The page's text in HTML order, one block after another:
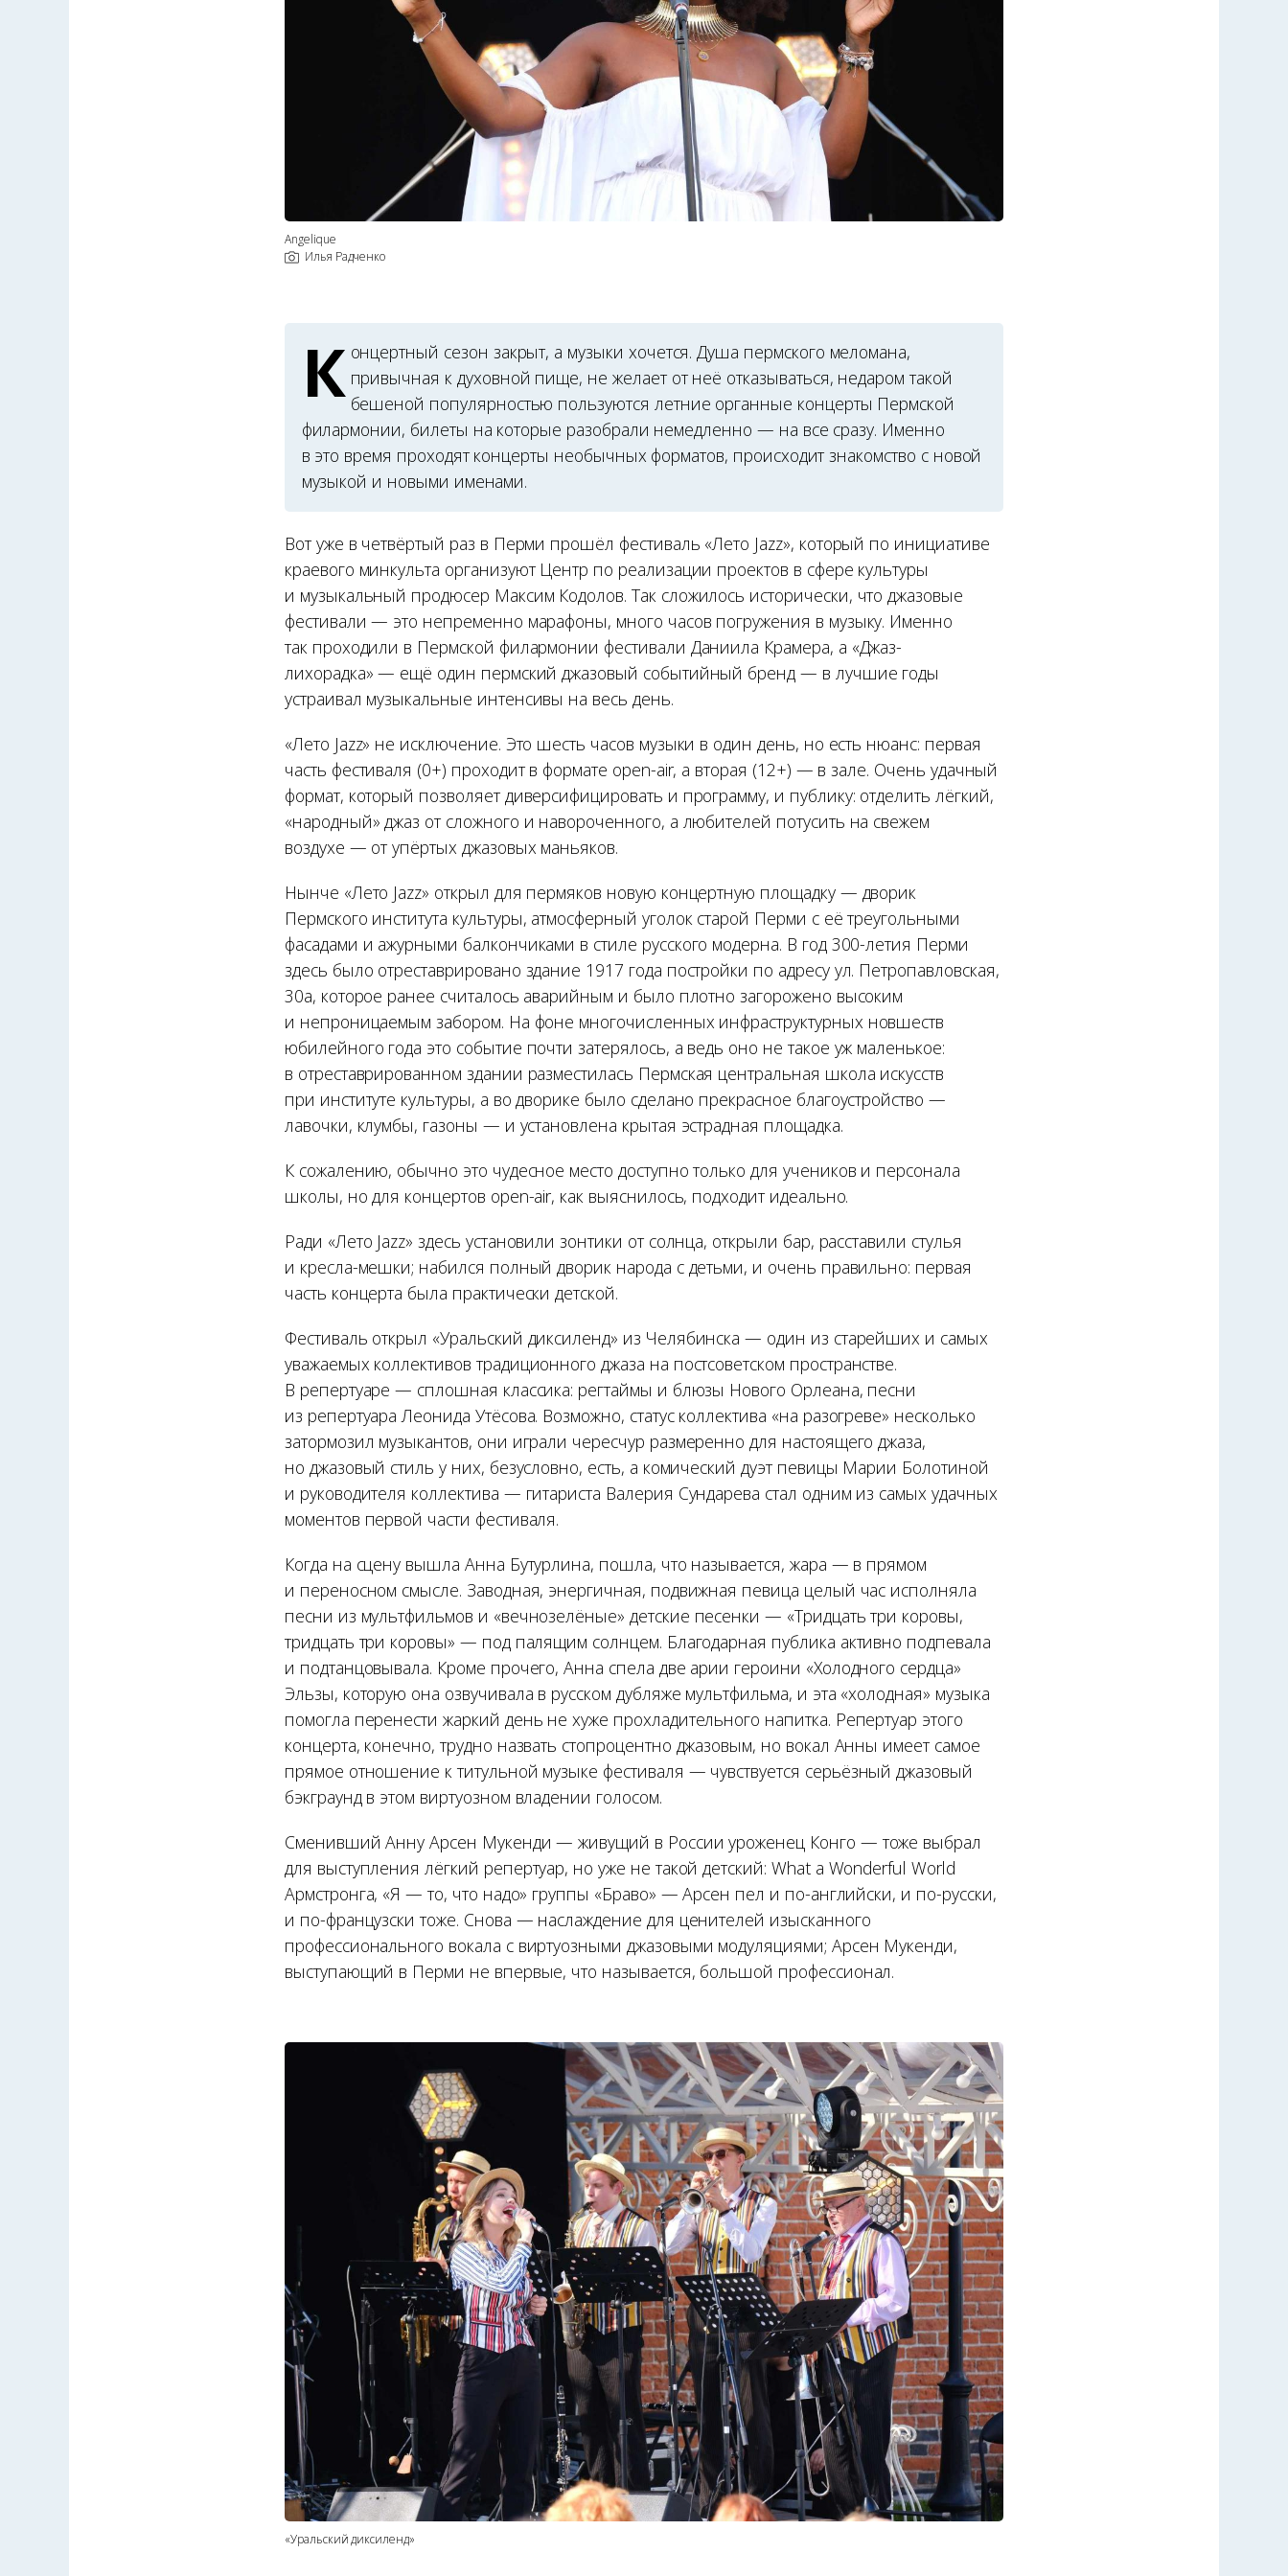
Angelique
Илья Радченко
К онцертный сезон закрыт, а музыки хочется. Душа пермского меломана,
привычная к духовной пище, не желает от неё отказываться, недаром такой
бешеной популярностью пользуются летние органные концерты Пермской
филармонии, билеты на которые разобрали немедленно — на все сразу. Именно
в это время проходят концерты необычных форматов, происходит знакомство с новой
музыкой и новыми именами.
Вот уже в четвёртый раз в Перми прошёл фестиваль «Лето Jazz», который по инициативе
краевого минкульта организуют Центр по реализации проектов в сфере культуры
и музыкальный продюсер Максим Кодолов. Так сложилось исторически, что джазовые
фестивали — это непременно марафоны, много часов погружения в музыку. Именно
так проходили в Пермской филармонии фестивали Даниила Крамера, а «Джаз-
лихорадка» — ещё один пермский джазовый событийный бренд — в лучшие годы
устраивал музыкальные интенсивы на весь день.
«Лето Jazz» не исключение. Это шесть часов музыки в один день, но есть нюанс: первая
часть фестиваля (0+) проходит в формате open-air, а вторая (12+) — в зале. Очень удачный
формат, который позволяет диверсифицировать и программу, и публику: отделить лёгкий,
«народный» джаз от сложного и навороченного, а любителей потусить на свежем
воздухе — от упёртых джазовых маньяков.
Нынче «Лето Jazz» открыл для пермяков новую концертную площадку — дворик
Пермского института культуры, атмосферный уголок старой Перми с её треугольными
фасадами и ажурными балкончиками в стиле русского модерна. В год 300-летия Перми
здесь было отреставрировано здание 1917 года постройки по адресу ул. Петропавловская,
30а, которое ранее считалось аварийным и было плотно загорожено высоким
и непроницаемым забором. На фоне многочисленных инфраструктурных новшеств
юбилейного года это событие почти затерялось, а ведь оно не такое уж маленькое:
в отреставрированном здании разместилась Пермская центральная школа искусств
при институте культуры, а во дворике было сделано прекрасное благоустройство —
лавочки, клумбы, газоны — и установлена крытая эстрадная площадка.
К сожалению, обычно это чудесное место доступно только для учеников и персонала
школы, но для концертов open-air, как выяснилось, подходит идеально.
Ради «Лето Jazz» здесь установили зонтики от солнца, открыли бар, расставили стулья
и кресла-мешки; набился полный дворик народа с детьми, и очень правильно: первая
часть концерта была практически детской.
Фестиваль открыл «Уральский диксиленд» из Челябинска — один из старейших и самых
уважаемых коллективов традиционного джаза на постсоветском пространстве.
В репертуаре — сплошная классика: регтаймы и блюзы Нового Орлеана, песни
из репертуара Леонида Утёсова. Возможно, статус коллектива «на разогреве» несколько
затормозил музыкантов, они играли чересчур размеренно для настоящего джаза,
но джазовый стиль у них, безусловно, есть, а комический дуэт певицы Марии Болотиной
и руководителя коллектива — гитариста Валерия Сундарева стал одним из самых удачных
моментов первой части фестиваля.
Когда на сцену вышла Анна Бутурлина, пошла, что называется, жара — в прямом
и переносном смысле. Заводная, энергичная, подвижная певица целый час исполняла
песни из мультфильмов и «вечнозелёные» детские песенки — «Тридцать три коровы,
тридцать три коровы» — под палящим солнцем. Благодарная публика активно подпевала
и подтанцовывала. Кроме прочего, Анна спела две арии героини «Холодного сердца»
Эльзы, которую она озвучивала в русском дубляже мультфильма, и эта «холодная» музыка
помогла перенести жаркий день не хуже прохладительного напитка. Репертуар этого
концерта, конечно, трудно назвать стопроцентно джазовым, но вокал Анны имеет самое
прямое отношение к титульной музыке фестиваля — чувствуется серьёзный джазовый
бэкграунд в этом виртуозном владении голосом.
Сменивший Анну Арсен Мукенди — живущий в России уроженец Конго — тоже выбрал
для выступления лёгкий репертуар, но уже не такой детский: What a Wonderful World
Армстронга, «Я — то, что надо» группы «Браво» — Арсен пел и по-английски, и по-русски,
и по-французски тоже. Снова — наслаждение для ценителей изысканного
профессионального вокала с виртуозными джазовыми модуляциями; Арсен Мукенди,
выступающий в Перми не впервые, что называется, большой профессионал.
«Уральский диксиленд»